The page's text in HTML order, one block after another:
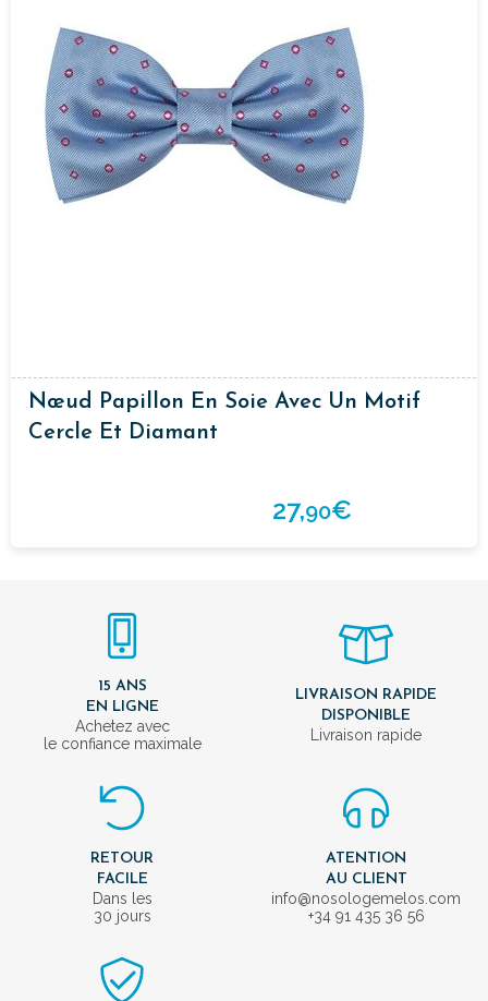
Nœud Papillon En Soie Avec Un Motif
Cercle Et Diamant
27,90€
15 ANS
EN LIGNE
Achetez avec
le confiance maximale
LIVRAISON RAPIDE
DISPONIBLE
Livraison rapide
RETOUR
FACILE
Dans les
30 jours
ATENTION
AU CLIENT
info@nosologemelos.com
+34 91 435 36 56